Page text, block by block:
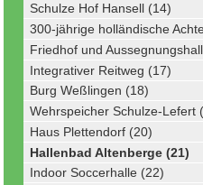
Schulze Hof Hansell (14)
300-jährige holländische
Friedhof und
Integrativer Reitweg (17)
Burg Weßlingen (18)
Wehrspeicher Schulze-Lefert
Haus Plettendorf (20)
Hallenbad Altenberge (21)
Indoor Soccerhalle (22)